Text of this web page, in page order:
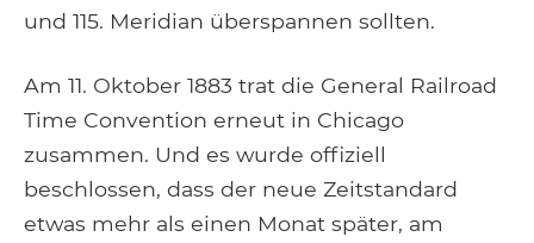
und 115. Meridian überspannen sollten.
Am 11. Oktober 1883 trat die General Railroad
Time Convention erneut in Chicago
zusammen. Und es wurde offiziell
beschlossen, dass der neue Zeitstandard
etwas mehr als einen Monat später, am